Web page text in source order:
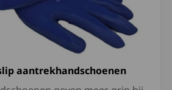
aantrekhandschoenen